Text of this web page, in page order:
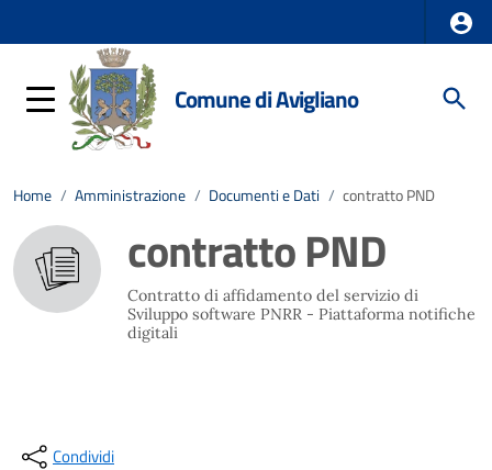
Comune di Avigliano
Home / Amministrazione / Documenti e Dati / contratto PND
contratto PND
Contratto di affidamento del servizio di
Sviluppo software PNRR - Piattaforma notifiche
digitali
Condividi